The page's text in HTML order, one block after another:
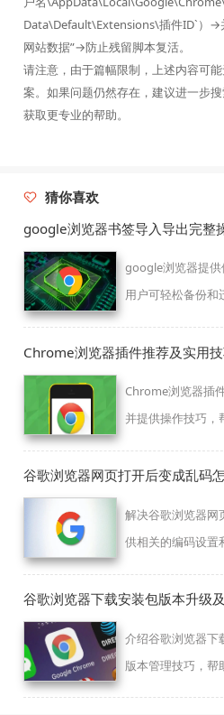
Data\Default\Extensions\插件ID`）→
网站数据”→防止残留脚本复活。
请注意，由于篇幅限制，上述内容可
案。如果问题仍然存在，建议进一步
获取更专业的帮助。
猜你喜欢
google浏览器书签导入导出完整
google浏览器提供
用户可轻松备份和
Chrome浏览器插件推荐及实用
Chrome浏览器插
并提供操作技巧，
谷歌浏览器网页打开后变成乱码
解决谷歌浏览器网
供相关的编码设置
谷歌浏览器下载安装包版本升级
介绍谷歌浏览器下
版本管理技巧，帮